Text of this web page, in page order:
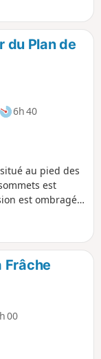
des
de la faune
la descente
et si vous
avec les
du Molard. Le
semi-gastro
manger
ou röstis
du Plan de
6h 40
au pied des
est
est ombragée,
et s'achève
Frâche
00